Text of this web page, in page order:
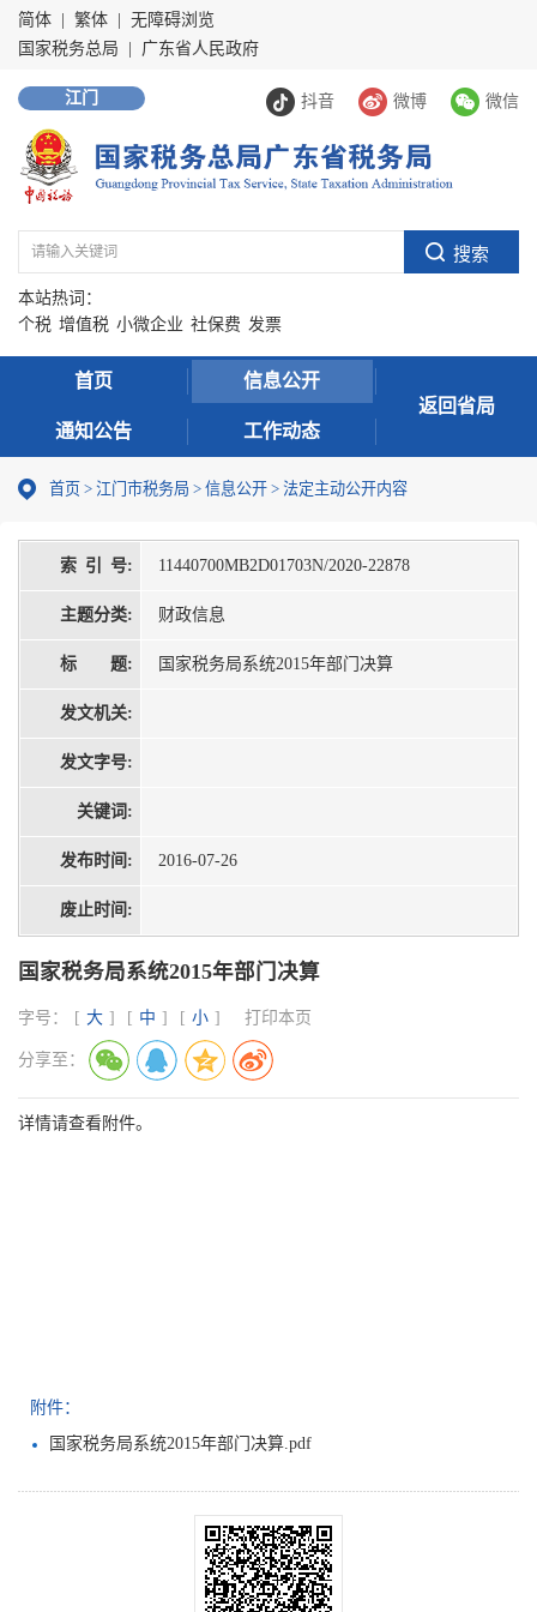
简体 繁体
无障碍浏览
国家税务总局
广东省人民政府
抖音 微博 微信
江门
本站热词：
个税 增值税 小微企业 社保费 发票
首页 信息公开
通知公告 工作动态
返回省局
首页 > 江门市税务局 > 信息公开 > 法定主动公开内容
索 引 号: 11440700MB2D01703N/2020-22878
主题分类: 财政信息
标 题: 国家税务局系统2015年部门决算
发文机关:
发文字号:
关键词:
发布时间: 2016-07-26
废止时间:
国家税务局系统2015年部门决算
字号： [ 大 ] [ 中 ] [ 小 ] 打印本页
分享至：
详情请查看附件。
附件：
国家税务局系统2015年部门决算.pdf